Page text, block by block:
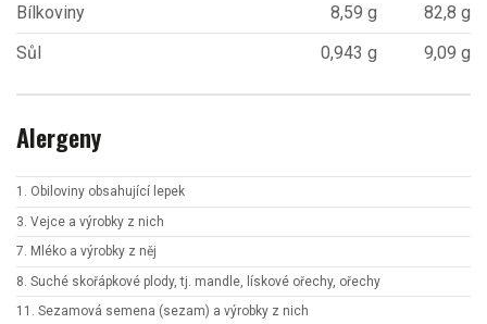
Bílkoviny 8,59 g
82,8 g
Sůl
0,943 g 9,09 g
Alergeny
1. Obiloviny obsahující lepek
3. Vejce a výrobky z nich
7. Mléko a výrobky z něj
8. Suché skořápkové plody, tj. mandle, lískové ořechy, ořechy
11. Sezamová semena (sezam) a výrobky z nich